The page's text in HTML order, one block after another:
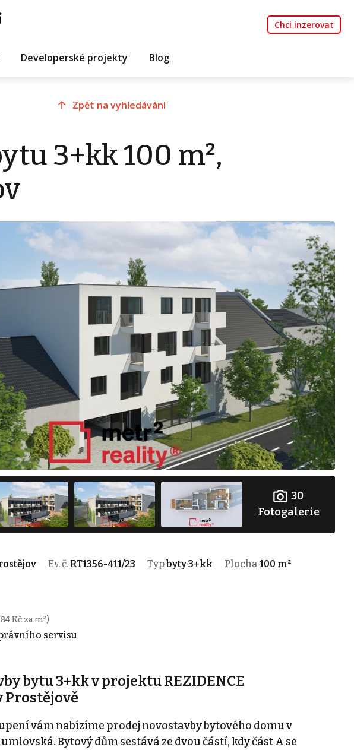
Chci inzerovat
Developerské projekty Blog
Zpět na vyhledávání
3+kk 100 m²,
30
Fotogalerie
Ev. č. RT1356-411/23 Typbyty 3+kk Plocha 100 m²
Kč za m²)
servisu
bytu 3+kk v projektu REZIDENCE
Prostějově
vám nabízíme prodej novostavby bytového domu v
Bytový dům sestává ze dvou částí, kdy část A se